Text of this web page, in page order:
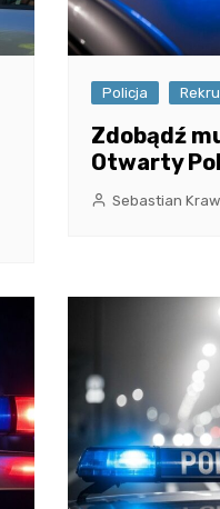
Policja
Zdobądź
Otwarty
Sebastian